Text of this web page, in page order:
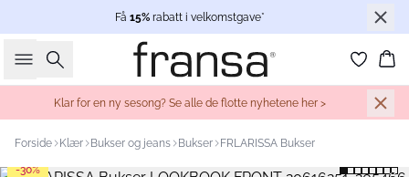
Få 15% rabatt i velkomstgave*
Søk
Klar for en ny sesong? Se alle de flotte nyhetene her >
Forside Klær Bukser og jeans Bukser FRLARISSA Bukser
-30%